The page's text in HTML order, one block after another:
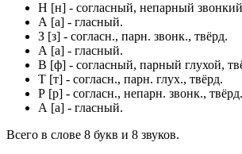
Н [н] - согласный, непарный
А [а] - гласный.
З [з] - согласн., парн. звонк., твёрд.
А [а] - гласный.
В [ф] - согласный, парный глухой,
Т [т] - согласн., парн. глух., твёрд.
Р [р] - согласн., непарн. звонк., твёрд.
А [а] - гласный.
Всего в слове 8 букв и 8 звуков.